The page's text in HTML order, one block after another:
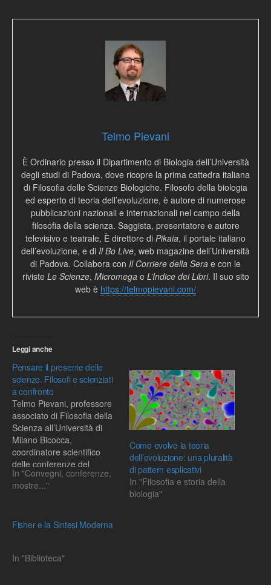
Telmo Pievani
È Ordinario presso il Dipartimento di Biologia dell’Università
degli studi di Padova, dove ricopre la prima cattedra italiana
di Filosofia delle Scienze Biologiche. Filosofo della biologia
ed esperto di teoria dell’evoluzione, è autore di numerose
pubblicazioni nazionali e internazionali nel campo della
filosofia della scienza. Saggista, presentatore e autore
televisivo e teatrale, È direttore di Pikaia, il portale italiano
dell’evoluzione, e di Il Bo Live, web magazine dell’Università
di Padova. Collabora con Il Corriere della Sera e con le
riviste Le Scienze, Micromegae L’Indice dei Libri. Il suo sito
web è https://telmopievani.com/
Leggi anche
Pensare il presente delle
scienze. Filosofi e scienziati
a confronto
Telmo Pievani, professore
associato di Filosofia della
Scienza all’Università di
Milano Bicocca,
coordinatore scientifico
delle conferenze del
Festival della Scienza di
Genova, autore di
sapiens e altre catastrofi,
Einaudi 2005), l’ultimo dei
In "Convegni, conferenze,
mostre..."
Come evolve la teoria
dell’evoluzione: una pluralità
di pattern esplicativi
In "Filosofia e storia della
biologia"
Fisher e la Sintesi Moderna
In "Biblioteca"